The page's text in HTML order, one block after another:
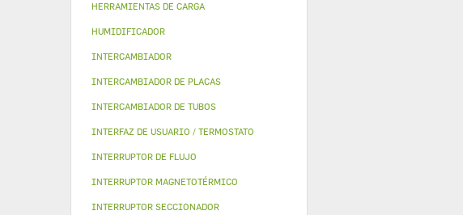
HERRAMIENTAS DE CARGA
HUMIDIFICADOR
INTERCAMBIADOR
INTERCAMBIADOR DE PLACAS
INTERCAMBIADOR DE TUBOS
INTERFAZ DE USUARIO / TERMOSTATO
INTERRUPTOR DE FLUJO
INTERRUPTOR MAGNETOTÉRMICO
INTERRUPTOR SECCIONADOR